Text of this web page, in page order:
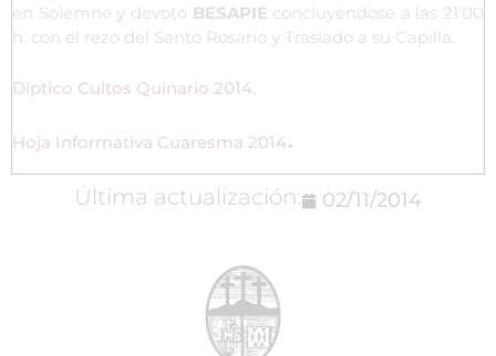
en Solemne y devoto BESAPIE concluyéndose a las 21’00
h. con el rezo del Santo Rosario y Traslado a su Capilla.
Díptico Cultos Quinario 2014.
Hoja Informativa Cuaresma 2014.
Última actualización: 02/11/2014